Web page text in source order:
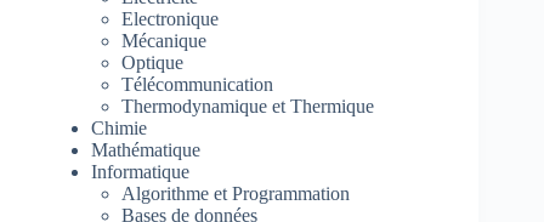
Electronique
Mécanique
Optique
Télécommunication
Thermodynamique et Thermique
Chimie
Mathématique
Informatique
Algorithme et Programmation
Bases de données